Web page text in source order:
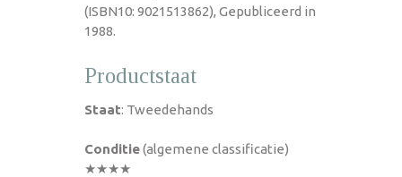
(ISBN10: 9021513862), Gepubliceerd in
1988.
Productstaat
Staat: Tweedehands
Conditie(algemene classificatie)
★★★★